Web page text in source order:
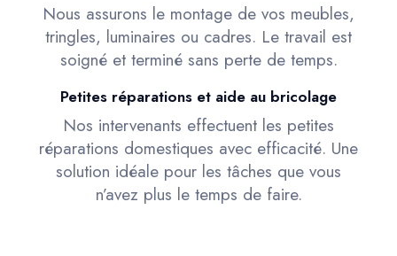
Nous assurons le montage de vos meubles,
tringles, luminaires ou cadres. Le travail est
soigné et terminé sans perte de temps.
Petites réparations et aide au bricolage
Nos intervenants effectuent les petites
réparations domestiques avec efficacité. Une
solution idéale pour les tâches que vous
n’avez plus le temps de faire.